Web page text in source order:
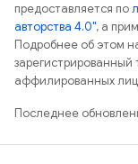
предоставляется по
авторства 4.0", а
Подробнее об этом
аффилированных
Последнее